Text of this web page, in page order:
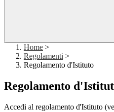
Home >
Regolamenti >
Regolamento d'Istituto
Regolamento
Accedi al regolamento d'Istituto